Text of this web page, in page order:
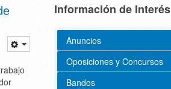
Información de Interés
Anuncios
Oposiciones y Concursos
Bandos